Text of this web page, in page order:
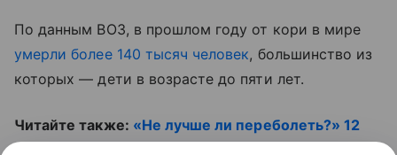
По данным ВОЗ, в прошлом году от кори в мире
умерли более 140 тысяч человек, большинство из
которых — дети в возрасте до пяти лет.
Читайте также: «Не лучше ли переболеть?» 12